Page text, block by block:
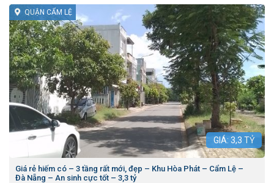
QUẬN CẨM LỆ
GIÁ: 3,3 TỶ
Giá rẻ hiếm có – 3 tầng rất mới, đẹp – Khu Hòa Phát – Cẩm Lệ –
Đà Nẵng – An sinh cực tốt – 3,3 tỷ